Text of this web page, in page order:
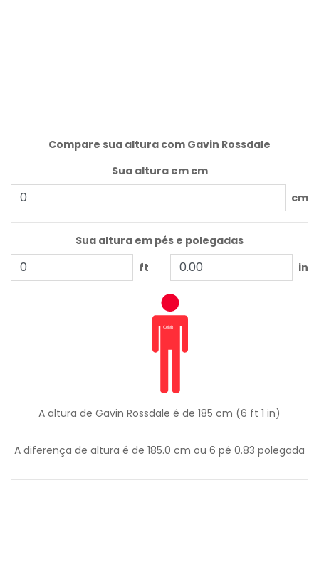
Compare sua altura com Gavin Rossdale
Sua altura em cm
cm
Sua altura em pés e polegadas
ft
in
A altura de Gavin Rossdale é de 185 cm (6 ft 1 in)
A diferença de altura é de 185.0 cm ou 6 pé 0.83 polegada